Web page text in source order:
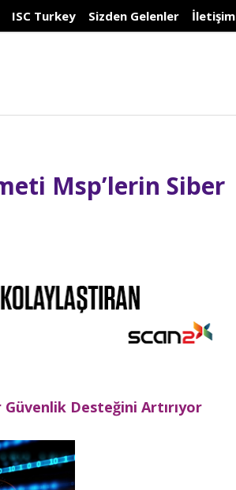
ISC Turkey Sizden Gelenler İletişim
Msp’lerin Siber
Desteğini Artırıyor